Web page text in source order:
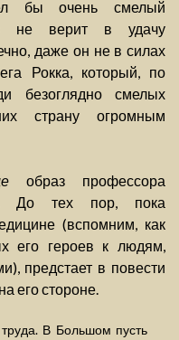
бы очень смелый
не верит в удачу
даже он не в силах
Рокка, который, по
безоглядно смелых
страну огромным
образ профессора
До тех пор, пока
(вспомним, как
его героев к людям,
предстает в повести
его стороне.
В Большом пусть